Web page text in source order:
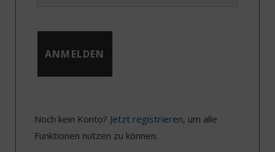
Noch kein Konto? Jetzt registrieren, um alle
Funktionen nutzen zu können.